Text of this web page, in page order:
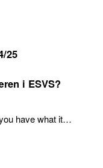
25
i ESVS?
have what it…